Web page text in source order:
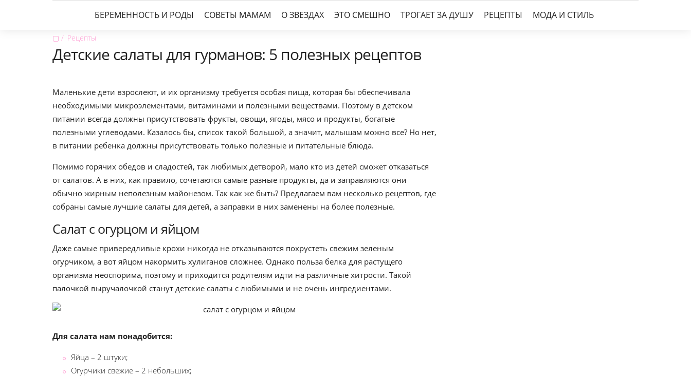
БЕРЕМЕННОСТЬ И РОДЫ СОВЕТЫ МАМАМ О ЗВЕЗДАХ ЭТО СМЕШНО ТРОГАЕТ ЗА ДУШУ РЕЦЕПТЫ МОДА И СТИЛЬ
▢ Рецепты
Детские салаты для гурманов: 5 полезных рецептов
Маленькие дети взрослеют, и их организму требуется особая пища, которая бы обеспечивала
необходимыми микроэлементами, витаминами и полезными веществами. Поэтому в детском
питании всегда должны присутствовать фрукты, овощи, ягоды, мясо и продукты, богатые
полезными углеводами. Казалось бы, список такой большой, а значит, малышам можно все? Но нет,
в питании ребенка должны присутствовать только полезные и питательные блюда.
Помимо горячих обедов и сладостей, так любимых детворой, мало кто из детей сможет отказаться
от салатов. А в них, как правило, сочетаются самые разные продукты, да и заправляются они
обычно жирным неполезным майонезом. Так как же быть? Предлагаем вам несколько рецептов, где
собраны самые лучшие салаты для детей, а заправки в них заменены на более полезные.
Салат с огурцом и яйцом
Даже самые привередливые крохи никогда не отказываются похрустеть свежим зеленым
огурчиком, а вот яйцом накормить хулиганов сложнее. Однако польза белка для растущего
организма неоспорима, поэтому и приходится родителям идти на различные хитрости. Такой
палочкой выручалочкой станут детские салаты с любимыми и не очень ингредиентами.
Для салата нам понадобится:
Яйца – 2 штуки;
Огурчики свежие – 2 небольших;